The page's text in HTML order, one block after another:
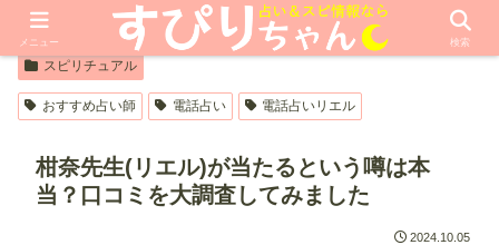
【PR】本ページはプロモーションが含まれています
スピリチュアル
おすすめ占い師 電話占い 電話占いリエル
柑奈先生(リエル)が当たるという噂は本
当？口コミを大調査してみました
2024.10.05
メニュー 検索